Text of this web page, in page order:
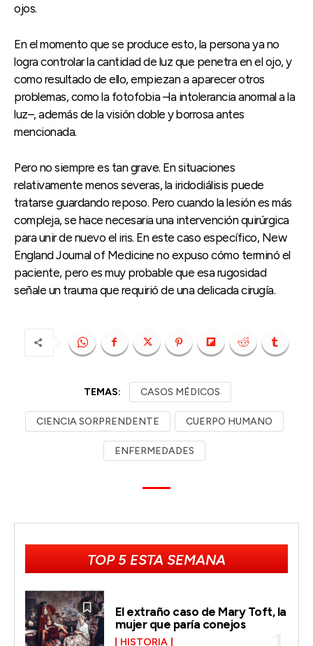
ojos.
En el momento que se produce esto, la persona ya no
logra controlar la cantidad de luz que penetra en el ojo, y
como resultado de ello, empiezan a aparecer otros
problemas, como la fotofobia –la intolerancia anormal a la
luz–, además de la visión doble y borrosa antes
mencionada.
Pero no siempre es tan grave. En situaciones
relativamente menos severas, la iridodiálisis puede
tratarse guardando reposo. Pero cuando la lesión es más
compleja, se hace necesaria una intervención quirúrgica
para unir de nuevo el iris. En este caso específico, New
England Journal of Medicine no expuso cómo terminó el
paciente, pero es muy probable que esa rugosidad
señale un trauma que requirió de una delicada cirugía.
TEMAS: CASOS MÉDICOS
CIENCIA SORPRENDENTE CUERPO HUMANO
ENFERMEDADES
TOP 5 ESTA SEMANA
El extraño caso de Mary Toft, la
mujer que paría conejos
HISTORIA